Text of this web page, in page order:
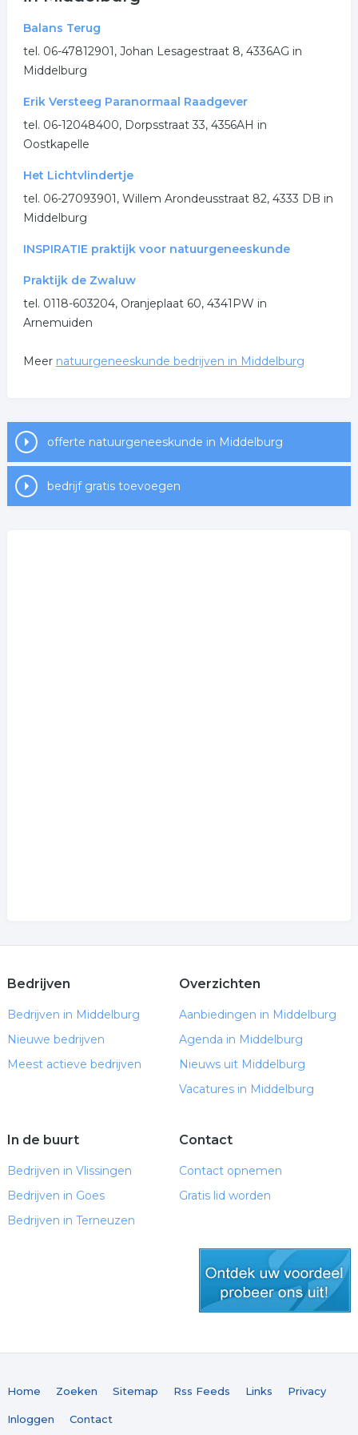
meditatie
alternatieve geneeskunde
.
Balans Terug
tel. 06-47812901, Johan Lesagestraat 8, 4336AG in
Middelburg
Erik Versteeg Paranormaal Raadgever
tel. 06-12048400, Dorpsstraat 33, 4356AH in
Oostkapelle
Het Lichtvlindertje
tel. 06-27093901, Willem Arondeusstraat 82, 4333 DB in
Middelburg
INSPIRATIE praktijk voor natuurgeneeskunde
Praktijk de Zwaluw
tel. 0118-603204, Oranjeplaat 60, 4341PW in
Arnemuiden
Meer natuurgeneeskunde bedrijven in Middelburg
offerte natuurgeneeskunde in Middelburg
bedrijf gratis toevoegen
Bedrijven
Bedrijven in Middelburg
Nieuwe bedrijven
Meest actieve bedrijven
Overzichten
Aanbiedingen in Middelburg
Agenda in Middelburg
Nieuws uit Middelburg
Vacatures in Middelburg
In de buurt
Bedrijven in Vlissingen
Bedrijven in Goes
Bedrijven in Terneuzen
Contact
Contact opnemen
Gratis lid worden
Home Zoeken Sitemap Rss Feeds Links Privacy
Inloggen Contact